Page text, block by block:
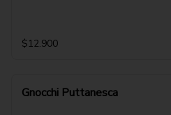
$12.900
Gnocchi Puttanesca